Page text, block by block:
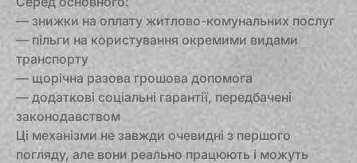
— знижки на оплату житлово-комунальних послуг
— пільги на користування окремими видами
транспорту
— щорічна разова грошова допомога
— додаткові соціальні гарантії, передбачені
законодавством
Ці механізми не завжди очевидні з першого
погляду, але вони реально працюють і можуть